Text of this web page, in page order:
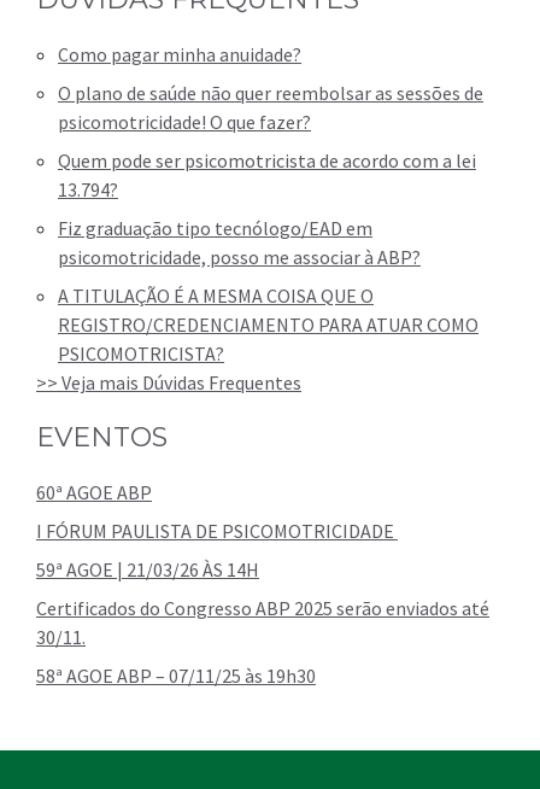
Como pagar minha anuidade?
O plano de saúde não quer reembolsar as sessões de
psicomotricidade! O que fazer?
Quem pode ser psicomotricista de acordo com a lei
13.794?
Fiz graduação tipo tecnólogo/EAD em
psicomotricidade, posso me associar à ABP?
A TITULAÇÃO É A MESMA COISA QUE O
REGISTRO/CREDENCIAMENTO PARA ATUAR COMO
PSICOMOTRICISTA?
>> Veja mais Dúvidas Frequentes
EVENTOS
60ª AGOE ABP
I FÓRUM PAULISTA DE PSICOMOTRICIDADE
59ª AGOE | 21/03/26 ÀS 14H
Certificados do Congresso ABP 2025 serão enviados até
30/11.
58ª AGOE ABP – 07/11/25 às 19h30